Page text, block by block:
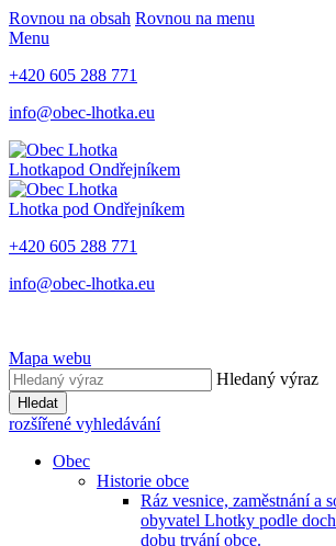
Rovnou na obsah Rovnou na menu
Menu
+420 605 288 771
info@obec-lhotka.eu
Lhotkapod Ondřejníkem
Lhotka pod Ondřejníkem
+420 605 288 771
info@obec-lhotka.eu
Mapa webu
Hledaný výraz
Hledat
rozšířené vyhledávání
Obec
Historie obce
Ráz vesnice, zaměstnání a
obyvatel Lhotky podle
dobu trvání obce.